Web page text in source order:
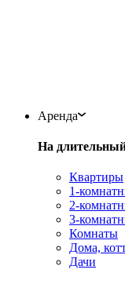
Аренда
На
Квартиры
1-
2-
3-
Комнаты
Дома,
Дачи